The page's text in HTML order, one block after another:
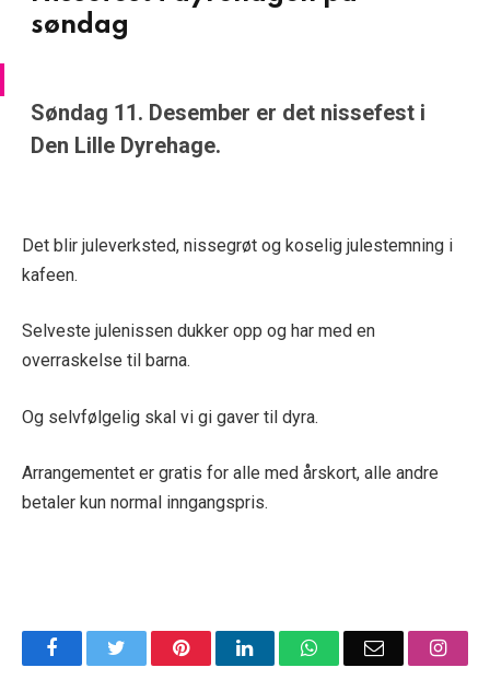
søndag
Søndag 11. Desember er det nissefest i
Den Lille Dyrehage.
Det blir juleverksted, nissegrøt og koselig julestemning i
kafeen.
Selveste julenissen dukker opp og har med en
overraskelse til barna.
Og selvfølgelig skal vi gi gaver til dyra.
Arrangementet er gratis for alle med årskort, alle andre
betaler kun normal inngangspris.
FacebookTwitter PinterestLinkedInWhatsAppEmail